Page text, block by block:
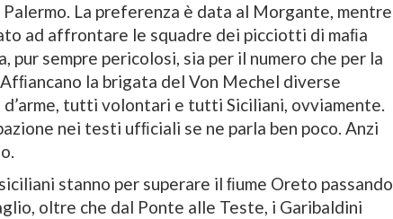
La preferenza è data al Morgante, mentre
ad affrontare le squadre dei picciotti di maﬁa
pur sempre pericolosi, sia per il numero che per la
la brigata del Von Mechel diverse
d’arme, tutti volontari e tutti Siciliani, ovviamente.
nei testi ufﬁciali se ne parla ben poco. Anzi
stanno per superare il ﬁume Oreto passando
oltre che dal Ponte alle Teste, i Garibaldini